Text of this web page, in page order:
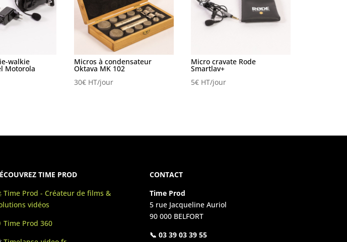
walkie
Motorola
Micros à condensateur
Oktava MK 102
30€HT/jour
Micro cravate Rode
Smartlav+
5€HT/jour
TIME PROD
Time Prod - Créateur de films &
vidéos
Time Prod 360
CONTACT
Time Prod
5 rue Jacqueline Auriol
90 000 BELFORT
📞 03 39 03 39 55